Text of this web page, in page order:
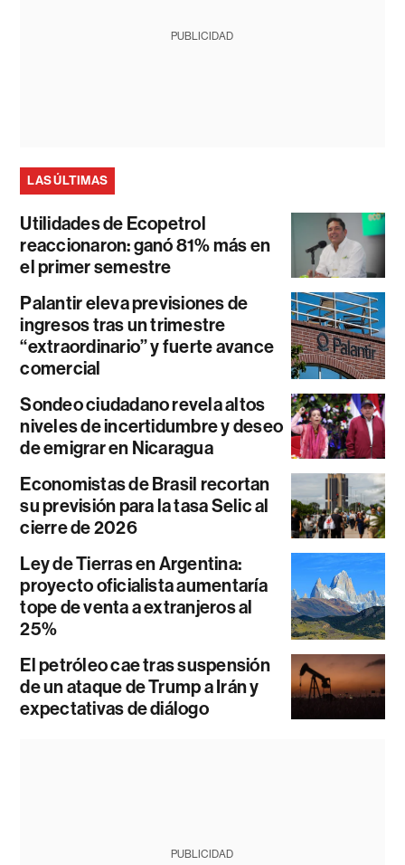
PUBLICIDAD
LAS ÚLTIMAS
Utilidades de Ecopetrol
reaccionaron: ganó 81% más en
el primer semestre
Palantir eleva previsiones de
ingresos tras un trimestre
“extraordinario” y fuerte avance
comercial
Sondeo ciudadano revela altos
niveles de incertidumbre y deseo
de emigrar en Nicaragua
Economistas de Brasil recortan
su previsión para la tasa Selic al
cierre de 2026
Ley de Tierras en Argentina:
proyecto oficialista aumentaría
tope de venta a extranjeros al
25%
El petróleo cae tras suspensión
de un ataque de Trump a Irán y
expectativas de diálogo
PUBLICIDAD